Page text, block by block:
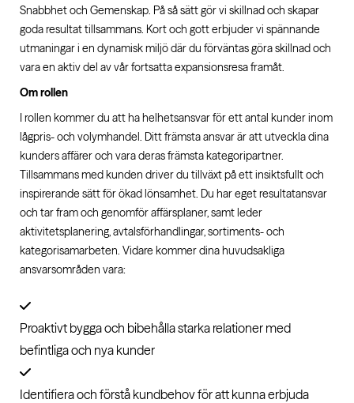
Snabbhet och Gemenskap. På så sätt gör vi skillnad och skapar
goda resultat tillsammans. Kort och gott erbjuder vi spännande
utmaningar i en dynamisk miljö där du förväntas göra skillnad och
vara en aktiv del av vår fortsatta expansionsresa framåt.
Om rollen
I rollen kommer du att ha helhetsansvar för ett antal kunder inom
lågpris- och volymhandel. Ditt främsta ansvar är att utveckla dina
kunders affärer och vara deras främsta kategoripartner.
Tillsammans med kunden driver du tillväxt på ett insiktsfullt och
inspirerande sätt för ökad lönsamhet. Du har eget resultatansvar
och tar fram och genomför affärsplaner, samt leder
aktivitetsplanering, avtalsförhandlingar, sortiments- och
kategorisamarbeten. Vidare kommer dina huvudsakliga
ansvarsområden vara:
Proaktivt bygga och bibehålla starka relationer med
befintliga och nya kunder
Identifiera och förstå kundbehov för att kunna erbjuda